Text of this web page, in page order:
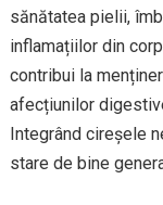
sănătatea pielii,
inflamațiilor din
contribui la
afecțiunilor
Integrând cireșele
stare de bine